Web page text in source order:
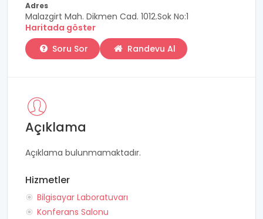
Adres
Malazgirt Mah. Dikmen Cad. 1012.Sok No:1
Haritada göster
Soru Sor
Randevu Al
Açıklama
Açıklama bulunmamaktadır.
Hizmetler
Bilgisayar Laboratuvarı
Konferans Salonu